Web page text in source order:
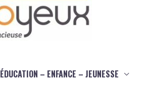
ÉDUCATION – ENFANCE – JEUNESSE